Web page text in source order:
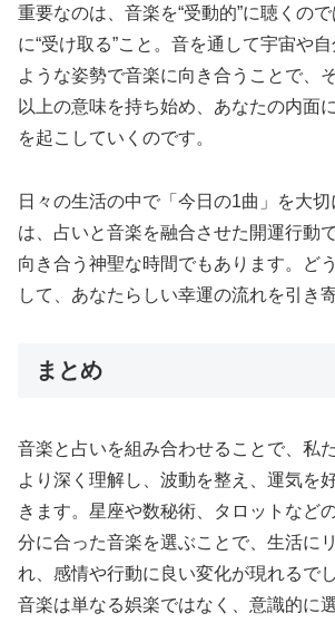
重要なのは、音楽を“受動的”に聴くの
に“受け取る”こと。音を通して宇宙や
ような姿勢で音楽に向き合うことで、
以上の意味を持ち始め、あなたの内面
を起こしていくのです。
日々の生活の中で「今日の1曲」を大
は、占いと音楽を融合させた開運行動
向き合う神聖な時間でもあります。ど
して、あなたらしい幸運の流れを引き
まとめ
音楽と占いを組み合わせることで、私
より深く理解し、波動を整え、運気を
きます。星座や数秘術、タロットなど
分に合った音楽を選ぶことで、生活に
れ、感情や行動に良い変化が現れるでし
音楽は単なる娯楽ではなく、意識的に